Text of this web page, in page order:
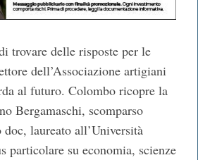
trovare delle risposte per le
dell’Associazione artigiani
al futuro. Colombo ricopre la
Bergamaschi, scomparso
laureato all’Università
particolare su economia, scienze